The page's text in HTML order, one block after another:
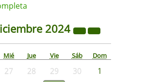
2024
Mié Jue Vie Sáb Dom
27 28 29 30
1